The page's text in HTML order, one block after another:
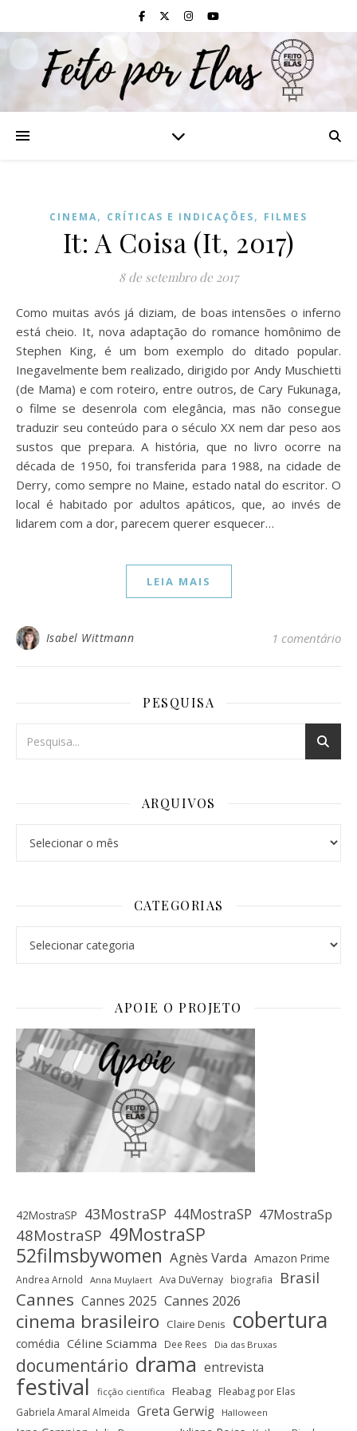
CINEMA, CRÍTICAS E INDICAÇÕES, FILMES
It: A Coisa (It, 2017)
8 de setembro de 2017
Como muitas avós já diziam, de boas intensões o inferno
está cheio. It, nova adaptação do romance homônimo de
Stephen King, é um bom exemplo do ditado popular.
Inegavelmente bem realizado, dirigido por Andy Muschietti
(de Mama) e com roteiro, entre outros, de Cary Fukunaga,
o filme se desenrola com elegância, mas não consegue
traduzir seu conteúdo para o século XX nem dar peso aos
sustos que prepara. A história, que no livro ocorre na
década de 1950, foi transferida para 1988, na cidade de
Derry, como sempre no Maine, estado natal do escritor. O
local é habitado por adultos apáticos, que, ao invés de
lidarem com a dor, parecem querer esquecer…
LEIA MAIS
Isabel Wittmann 1 comentário
PESQUISA
ARQUIVOS
CATEGORIAS
APOIE O PROJETO
42MostraSP 43MostraSP 44MostraSP 47MostraSp
48MostraSP 49MostraSP
52filmsbywomen Agnès Varda Amazon Prime
Andrea Arnold Anna Muylaert Ava DuVernay biografia Brasil
Cannes Cannes 2025 Cannes 2026
cinema brasileiro Claire Denis cobertura
comédia Céline Sciamma Dee Rees Dia das Bruxas
documentário drama entrevista
festival ficção científica Fleabag Fleabag por Elas
Gabriela Amaral Almeida Greta Gerwig Halloween